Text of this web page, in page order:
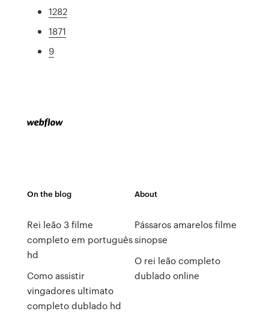
1282
1871
9
On the blog
Rei leão 3 filme
completo em português
hd
Como assistir
vingadores ultimato
completo dublado hd
About
Pássaros amarelos filme
sinopse
O rei leão completo
dublado online